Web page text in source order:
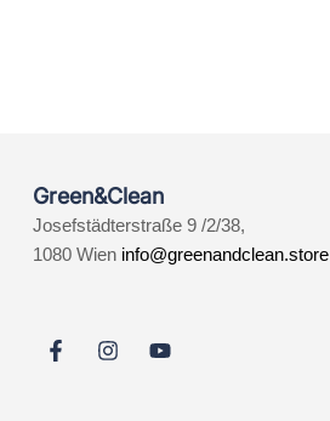
Green&Clean
Josefstädterstraße 9 /2/38,
1080 Wien info@greenandclean.store